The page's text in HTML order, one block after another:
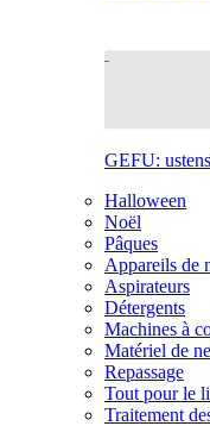
GEFU:
Halloween
Noël
Pâques
Appareils de
Aspirateurs
Détergents
Machines à
Matériel de
Repassage
Tout pour le
Traitement